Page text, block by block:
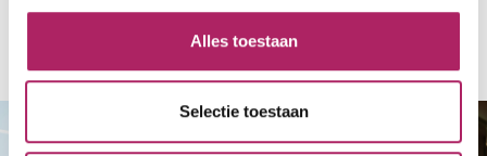
Alles toestaan
Selectie toestaan
Terug naar overzicht